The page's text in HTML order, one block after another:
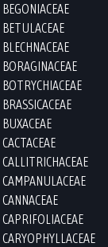
BEGONIACEAE
BETULACEAE
BLECHNACEAE
BORAGINACEAE
BOTRYCHIACEAE
BRASSICACEAE
BUXACEAE
CACTACEAE
CALLITRICHACEAE
CAMPANULACEAE
CANNACEAE
CAPRIFOLIACEAE
CARYOPHYLLACEAE